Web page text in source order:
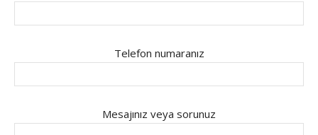
Telefon numaranız
Mesajınız veya sorunuz